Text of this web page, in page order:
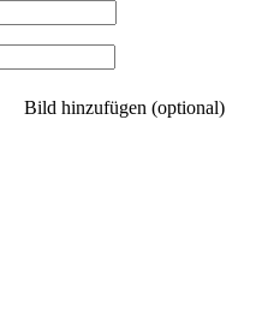
Bild hinzufügen (optional)